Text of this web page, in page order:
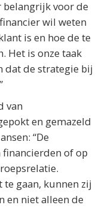
belangrijk voor de
wil weten
is en hoe de te
Het is onze taak
dat de strategie bij
van
en gemazeld
“De
of op
gaan, kunnen zij
en niet alleen de